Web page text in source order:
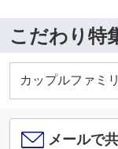
こだわり特
カップルファミ
メールで